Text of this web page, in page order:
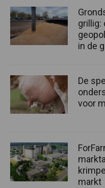
grillig:
in de
De
voor
markt